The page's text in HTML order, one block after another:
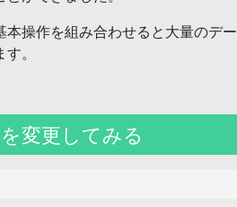
本操作を組み合わせると大量のデー
。
変更してみる